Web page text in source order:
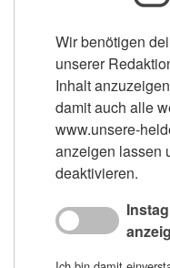
Wir benötigen
unserer
Inhalt
damit auch alle
www.unsere-
anzeigen lassen
deaktivieren.